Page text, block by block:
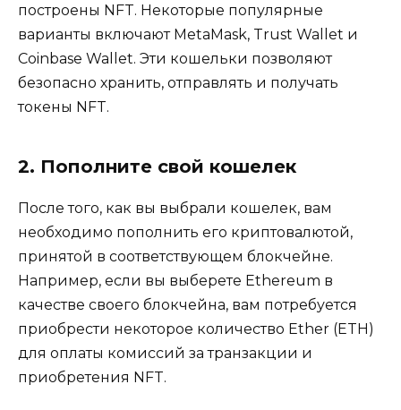
построены NFT. Некоторые популярные
варианты включают MetaMask, Trust Wallet и
Coinbase Wallet. Эти кошельки позволяют
безопасно хранить, отправлять и получать
токены NFT.
2. Пополните свой кошелек
После того, как вы выбрали кошелек, вам
необходимо пополнить его криптовалютой,
принятой в соответствующем блокчейне.
Например, если вы выберете Ethereum в
качестве своего блокчейна, вам потребуется
приобрести некоторое количество Ether (ETH)
для оплаты комиссий за транзакции и
приобретения NFT.